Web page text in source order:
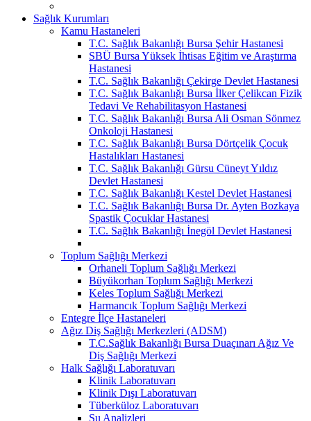
Sağlık Kurumları
Kamu Hastaneleri
T.C. Sağlık Bakanlığı Bursa Şehir Hastanesi
SBÜ Bursa Yüksek İhtisas Eğitim ve Araştırma
Hastanesi
T.C. Sağlık Bakanlığı Çekirge Devlet Hastanesi
T.C. Sağlık Bakanlığı Bursa İlker Çelikcan Fizik
Tedavi Ve Rehabilitasyon Hastanesi
T.C. Sağlık Bakanlığı Bursa Ali Osman Sönmez
Onkoloji Hastanesi
T.C. Sağlık Bakanlığı Bursa Dörtçelik Çocuk
Hastalıkları Hastanesi
T.C. Sağlık Bakanlığı Gürsu Cüneyt Yıldız
Devlet Hastanesi
T.C. Sağlık Bakanlığı Kestel Devlet Hastanesi
T.C. Sağlık Bakanlığı Bursa Dr. Ayten Bozkaya
Spastik Çocuklar Hastanesi
T.C. Sağlık Bakanlığı İnegöl Devlet Hastanesi
Toplum Sağlığı Merkezi
Orhaneli Toplum Sağlığı Merkezi
Büyükorhan Toplum Sağlığı Merkezi
Keles Toplum Sağlığı Merkezi
Harmancık Toplum Sağlığı Merkezi
Entegre İlçe Hastaneleri
Ağız Diş Sağlığı Merkezleri (ADSM)
T.C.Sağlık Bakanlığı Bursa Duaçınarı Ağız Ve
Diş Sağlığı Merkezi
Halk Sağlığı Laboratuvarı
Klinik Laboratuvarı
Klinik Dışı Laboratuvarı
Tüberküloz Laboratuvarı
Su Analizleri